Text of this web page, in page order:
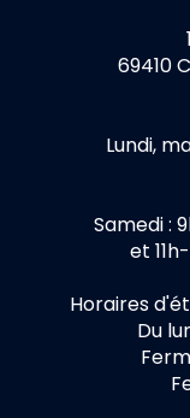
69410
Lundi,
Samedi :
et
Horaires
Du